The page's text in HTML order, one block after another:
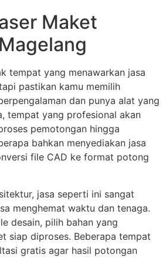
Maket
tempat yang menawarkan jasa
pastikan kamu memilih
dan punya alat yang
tempat yang profesional akan
pemotongan hingga
bahkan menyediakan jasa
file CAD ke format potong
jasa seperti ini sangat
menghemat waktu dan tenaga.
desain, pilih bahan yang
siap diproses. Beberapa tempat
gratis agar hasil potongan